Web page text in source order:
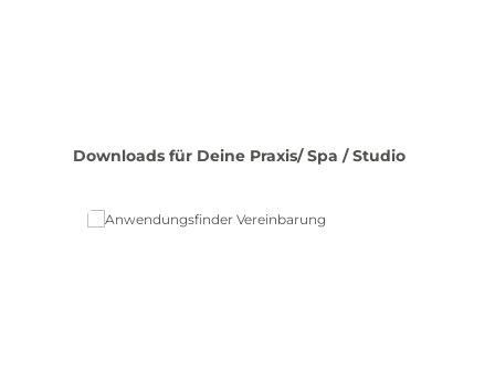
Produktgalerie überspringen
Downloads für Deine Praxis/ Spa / Studio